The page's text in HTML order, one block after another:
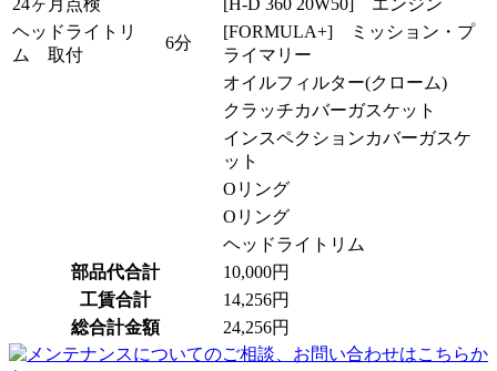
24ヶ月点検
[H-D 360 20W50] エンジン
ヘッドライトリ
ム 取付
6分
[FORMULA+] ミッション・プ
ライマリー
オイルフィルター(クローム)
クラッチカバーガスケット
インスペクションカバーガスケ
ット
Oリング
Oリング
ヘッドライトリム
部品代合計
10,000円
工賃合計
14,256円
総合計金額
24,256円